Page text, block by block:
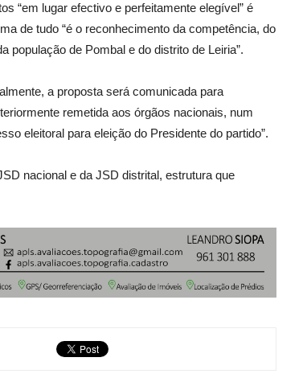
“em lugar efectivo e perfeitamente elegível” é
de tudo “é o reconhecimento da competência, do
população de Pombal e do distrito de Leiria”.
a proposta será comunicada para
remetida aos órgãos nacionais, num
eleitoral para eleição do Presidente do partido”.
nacional e da JSD distrital, estrutura que